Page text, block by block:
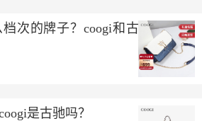
次的牌子？coogi和古驰是一个
是古驰吗？